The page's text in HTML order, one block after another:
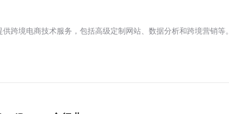
跨境电商技术服务，包括高级定制网站、数据分析和跨境营销等。